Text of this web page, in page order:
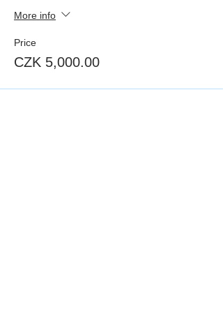
More info
Price
CZK 5,000.00